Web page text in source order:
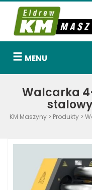
MENU
Walcarka
KM Maszyny> Produkty>